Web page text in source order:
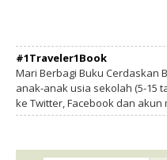
#1Traveler1Book
Mari Berbagi Buku Cerdaskan
anak-anak usia sekolah (5-15
ke Twitter, Facebook dan